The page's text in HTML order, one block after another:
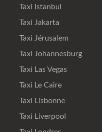
Taxi Istanbul
Taxi Jakarta
Taxi Jérusalem
Taxi Johannesburg
Taxi Las Vegas
Taxi Le Caire
Taxi Lisbonne
Taxi Liverpool